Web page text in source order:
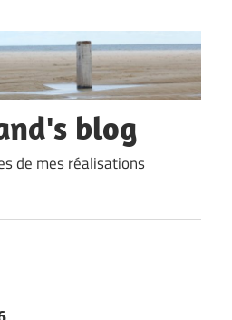
blog
de mes réalisations